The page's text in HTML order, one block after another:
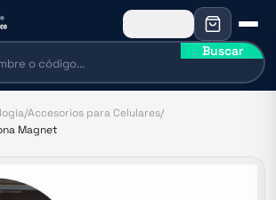
Buscar
/Accesorios para Celulares/
Magnet